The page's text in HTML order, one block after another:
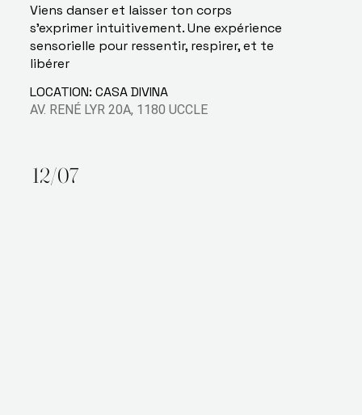
Viens danser et laisser ton corps
s’exprimer intuitivement. Une expérience
sensorielle pour ressentir, respirer, et te
libérer
LOCATION: CASA DIVINA
AV. RENÉ LYR 20A, 1180 UCCLE
12/07